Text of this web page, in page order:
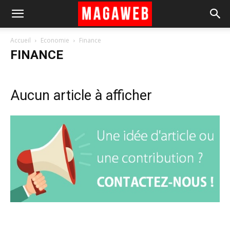
Accueil Economie Finance
FINANCE
Aucun article à afficher